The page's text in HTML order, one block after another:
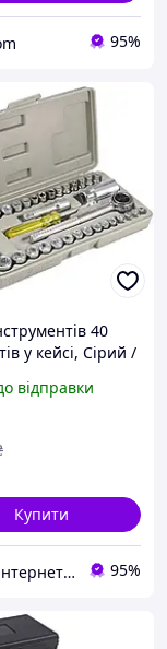
95%
40
у кейсі, Сірий /
/ Набір ключів
відправки
Купити
Кошик інтернет магазин 95%